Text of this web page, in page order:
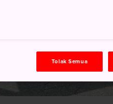
Tolak Semua